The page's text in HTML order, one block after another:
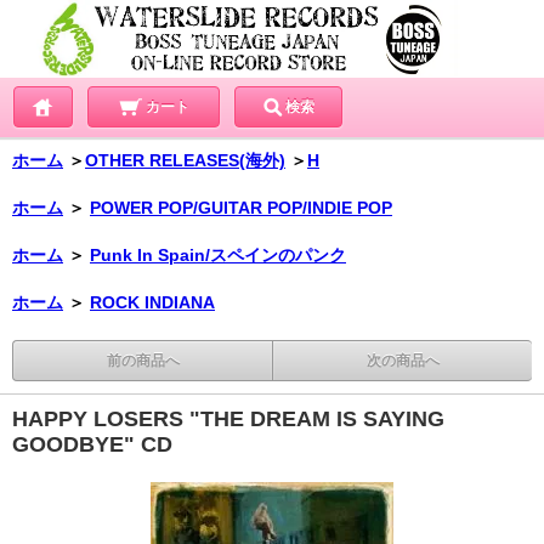
カート 検索
ホーム ＞OTHER RELEASES(海外) ＞ H
ホーム ＞ POWER POP/GUITAR POP/INDIE POP
ホーム ＞ Punk In Spain/スペインのパンク
ホーム ＞ ROCK INDIANA
前の商品へ 次の商品へ
HAPPY LOSERS "THE DREAM IS SAYING
GOODBYE" CD